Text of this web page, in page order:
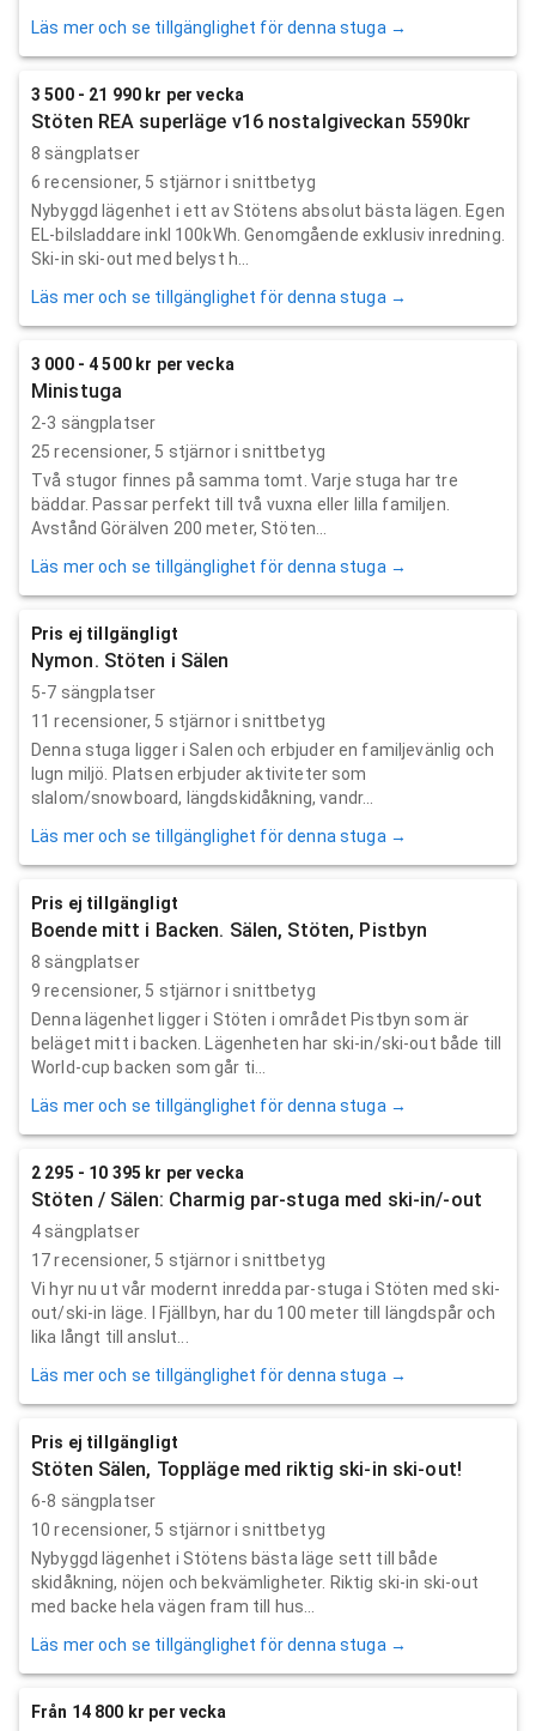
Läs mer och se tillgänglighet för denna stuga →
3 500 - 21 990 kr per vecka
Stöten REA superläge v16 nostalgiveckan 5590kr
8 sängplatser
6 recensioner, 5 stjärnor i snittbetyg
Nybyggd lägenhet i ett av Stötens absolut bästa lägen. Egen
EL-bilsladdare inkl 100kWh. Genomgående exklusiv inredning.
Ski-in ski-out med belyst h...
Läs mer och se tillgänglighet för denna stuga →
3 000 - 4 500 kr per vecka
Ministuga
2-3 sängplatser
25 recensioner, 5 stjärnor i snittbetyg
Två stugor finnes på samma tomt. Varje stuga har tre
bäddar. Passar perfekt till två vuxna eller lilla familjen.
Avstånd Görälven 200 meter, Stöten...
Läs mer och se tillgänglighet för denna stuga →
Pris ej tillgängligt
Nymon. Stöten i Sälen
5-7 sängplatser
11 recensioner, 5 stjärnor i snittbetyg
Denna stuga ligger i Salen och erbjuder en familjevänlig och
lugn miljö. Platsen erbjuder aktiviteter som
slalom/snowboard, längdskidåkning, vandr...
Läs mer och se tillgänglighet för denna stuga →
Pris ej tillgängligt
Boende mitt i Backen. Sälen, Stöten, Pistbyn
8 sängplatser
9 recensioner, 5 stjärnor i snittbetyg
Denna lägenhet ligger i Stöten i området Pistbyn som är
beläget mitt i backen. Lägenheten har ski-in/ski-out både till
World-cup backen som går ti...
Läs mer och se tillgänglighet för denna stuga →
2 295 - 10 395 kr per vecka
Stöten / Sälen: Charmig par-stuga med ski-in/-out
4 sängplatser
17recensioner, 5 stjärnor i snittbetyg
Vi hyr nu ut vår modernt inredda par-stuga i Stöten med ski-
out/ski-in läge. I Fjällbyn, har du 100 meter till längdspår och
lika långt till anslut...
Läs mer och se tillgänglighet för denna stuga →
Pris ej tillgängligt
Stöten Sälen, Toppläge med riktig ski-in ski-out!
6-8 sängplatser
10 recensioner, 5 stjärnor i snittbetyg
Nybyggd lägenhet i Stötens bästa läge sett till både
skidåkning, nöjen och bekvämligheter. Riktig ski-in ski-out
med backe hela vägen fram till hus...
Läs mer och se tillgänglighet för denna stuga →
Från 14 800 kr per vecka